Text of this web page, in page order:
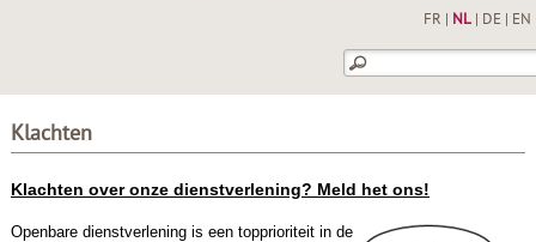
FR NL| DE EN
Klachten
Klachten over onze dienstverlening? Meld het ons!
Openbare dienstverlening is een topprioriteit in de